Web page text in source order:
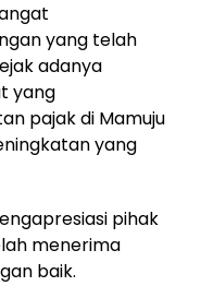
yang telah
adanya
yang
pajak di Mamuju
yang
pihak
menerima
baik.